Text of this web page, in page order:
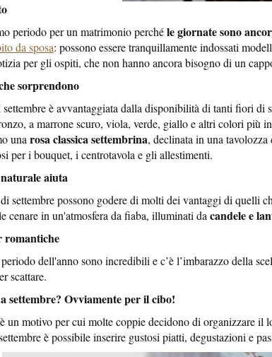
periodo per un matrimonio perchéle giornate sono
da sposa: possono essere tranquillamente indossati
per gli ospiti, che non hanno ancora bisogno di un
sorprendono
è avvantaggiata dalla disponibilità di tanti fiori
a marrone scuro, viola, verde, giallo e altri colori più
unarosa classica settembrina, declinata in una
per i bouquet, i centrotavola e gli allestimenti.
aiuta
settembre possono godere di molti dei vantaggi di quelli
cenare in un'atmosfera da fiaba, illuminati dacandele e
romantiche
dell'anno sono incredibili e c’è l’imbarazzo della
scattare.
settembre? Ovviamente per il cibo!
un motivo per cui molte coppie decidono di organizzare
è possibile inserire gustosi piatti, degustazioni e